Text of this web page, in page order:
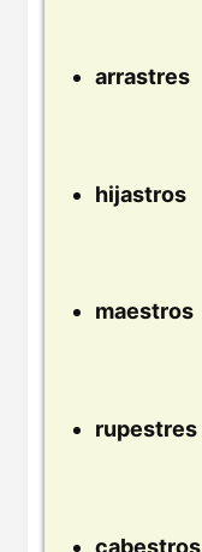
arrastres
hijastros
maestros
rupestres
cabestros